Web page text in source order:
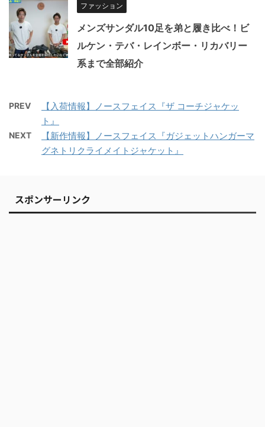
ファッション
メンズサンダル10足を弟と履き比べ！ビ
ルケン・テバ・レインボー・リカバリー
系まで全部紹介
PREV
【入荷情報】ノースフェイス『ザ コーチジャケッ
ト』
NEXT
【新作情報】ノースフェイス『ガジェットハンガーマ
グネトリクライメイトジャケット』
スポンサーリンク